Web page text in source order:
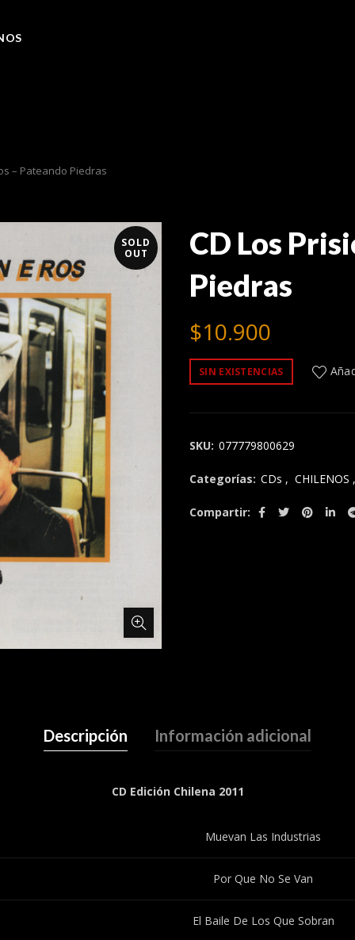
– Pateando Piedras
SOLD
OUT
CD Los
Piedras
$10.900
SIN EXISTENCIAS
SKU: 077779800629
Categorías: CDs , CHILENOS ,
Compartir
Descripción Información adicional
CD Edición Chilena 2011
Muevan Las Industrias
Por Que No Se Van
El Baile De Los Que Sobran